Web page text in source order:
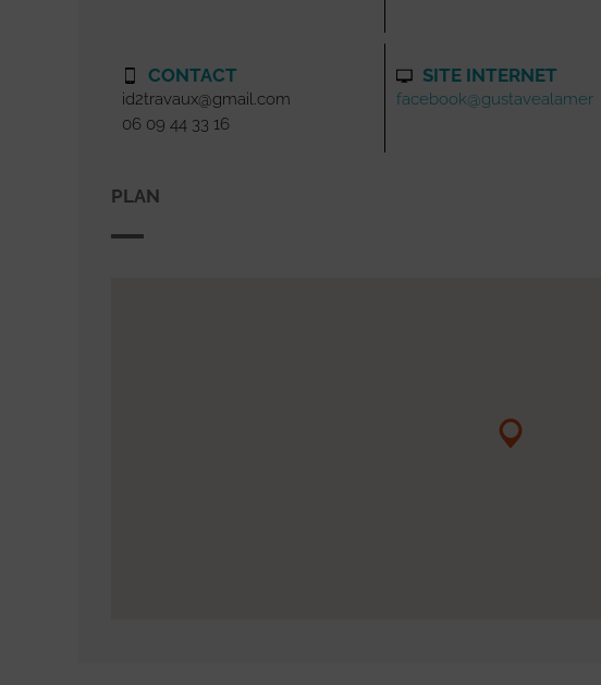
CONTACT
id2travaux@gmail.com
06 09 44 33 16
SITE INTERNET
facebook@gustavealamer
PLAN